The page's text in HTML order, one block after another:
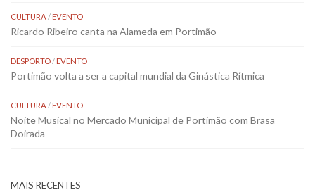
CULTURA /EVENTO
Ricardo Ribeiro canta na Alameda em Portimão
DESPORTO /EVENTO
Portimão volta a ser a capital mundial da Ginástica Rítmica
CULTURA /EVENTO
Noite Musical no Mercado Municipal de Portimão com Brasa
Doirada
MAIS RECENTES